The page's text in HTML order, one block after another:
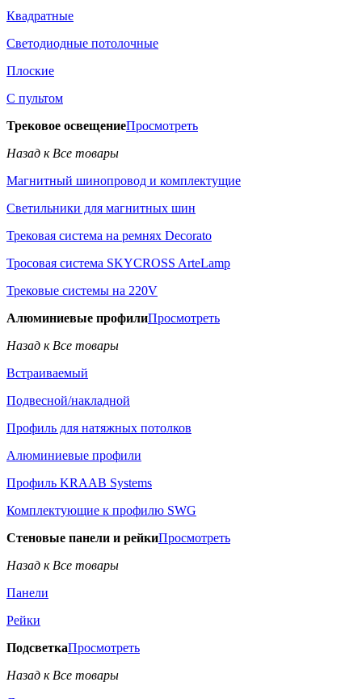
Квадратные
Светодиодные потолочные
Плоские
С пультом
Трековое освещениеПросмотреть
Назад к Все товары
Магнитный шинопровод и комплектущие
Светильники для магнитных шин
Трековая система на ремнях Decorato
Тросовая система SKYCROSS ArteLamp
Трековые системы на 220V
Алюминиевые профилиПросмотреть
Назад к Все товары
Встраиваемый
Подвесной/накладной
Профиль для натяжных потолков
Алюминиевые профили
Профиль KRAAB Systems
Комплектующие к профилю SWG
Стеновые панели и рейкиПросмотреть
Назад к Все товары
Панели
Рейки
ПодсветкаПросмотреть
Назад к Все товары